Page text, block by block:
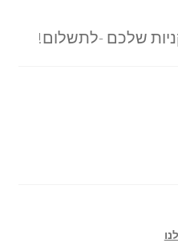
שלכם -לתשלום!